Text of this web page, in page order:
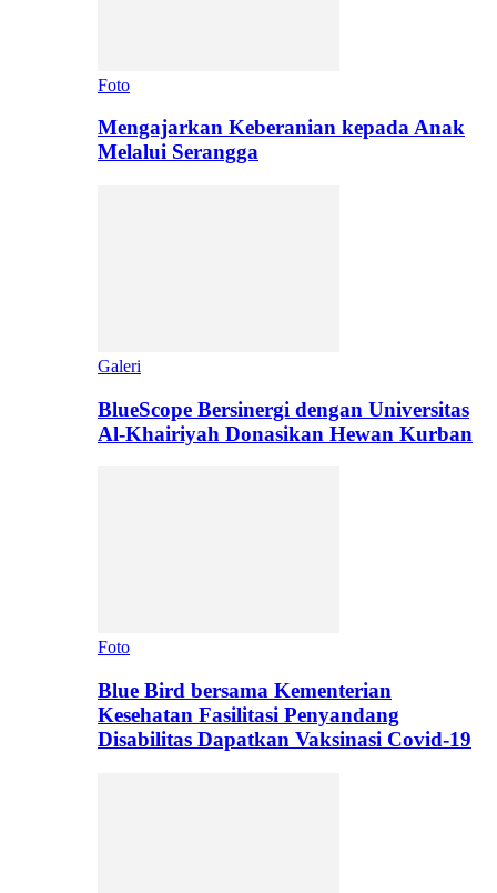
Foto
Mengajarkan Keberanian kepada Anak
Melalui Serangga
Galeri
BlueScope Bersinergi dengan Universitas
Al-Khairiyah Donasikan Hewan Kurban
Foto
Blue Bird bersama Kementerian
Kesehatan Fasilitasi Penyandang
Disabilitas Dapatkan Vaksinasi Covid-19